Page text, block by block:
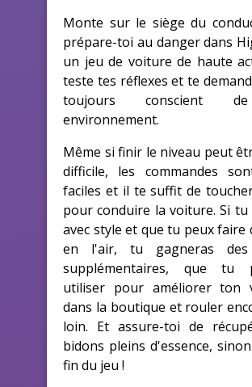
Monte sur le siège du
prépare-toi au danger dans
un jeu de voiture de haute
teste tes réflexes et te
toujours conscient
environnement.
Même si finir le niveau peut
difficile, les commandes
faciles et il te suffit de
pour conduire la voiture. Si tu
avec style et que tu peux faire
en l'air, tu gagneras des
supplémentaires, que tu
utiliser pour améliorer ton
dans la boutique et rouler
loin. Et assure-toi de
bidons pleins d'essence,
fin du jeu !